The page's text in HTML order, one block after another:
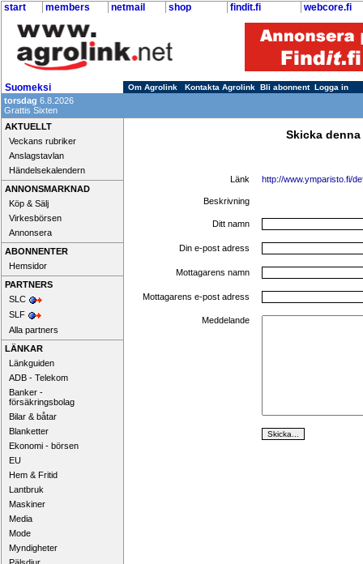
start members netmail shop findit.fi webcore.fi
Suomeksi Om Agrolink Kontakta Agrolink Bli abonnent Logga in
torsdag 6.8.2026
Grattis Sixten
AKTUELLT
Veckans rubriker
Anslagstavlan
Händelsekalendern
ANNONSMARKNAD
Köp & Sälj
Virkesbörsen
Annonsera
ABONNENTER
Hemsidor
PARTNERS
SLC
SLF
Alla partners
LÄNKAR
Länkguiden
ADB - Telekom
Banker -
försäkringsbolag
Bilar & båtar
Blanketter
Ekonomi - börsen
EU
Hem & Fritid
Lantbruk
Maskiner
Media
Mode
Myndigheter
Skicka
Länk http://www.ymparisto.fi/
Beskrivning
Ditt namn
Din e-post adress
Mottagarens namn
Mottagarens e-post adress
Meddelande